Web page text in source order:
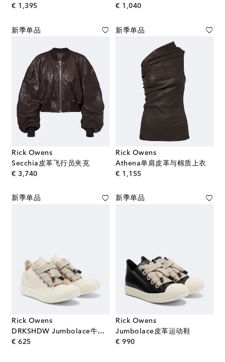
€ 1,395original price
€ 1,040original price
新季单品
Rick Owens
Secchia皮革飞行员夹克
€ 3,740original price
新季单品
Rick Owens
Athena单肩皮革与棉质上衣
€ 1,155original price
新季单品
Rick Owens
DRKSHDW Jumbolace牛仔运动鞋
€ 625original price
新季单品
Rick Owens
Jumbolace皮革运动鞋
€ 990original price